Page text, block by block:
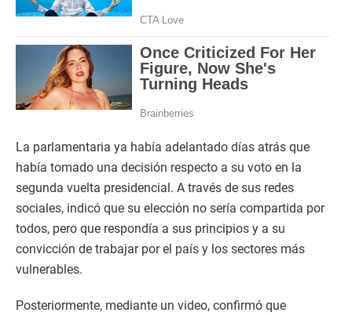
La parlamentaria ya había adelantado días atrás que
había tomado una decisión respecto a su voto en la
segunda vuelta presidencial. A través de sus redes
sociales, indicó que su elección no sería compartida por
todos, pero que respondía a sus principios y a su
convicción de trabajar por el país y los sectores más
vulnerables.
Posteriormente, mediante un video, confirmó que